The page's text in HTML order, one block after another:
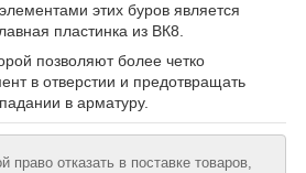
этих буров является
пластинка из ВК8.
позволяют более четко
в отверстии и предотвращать
в арматуру.
право отказать в поставке товаров,